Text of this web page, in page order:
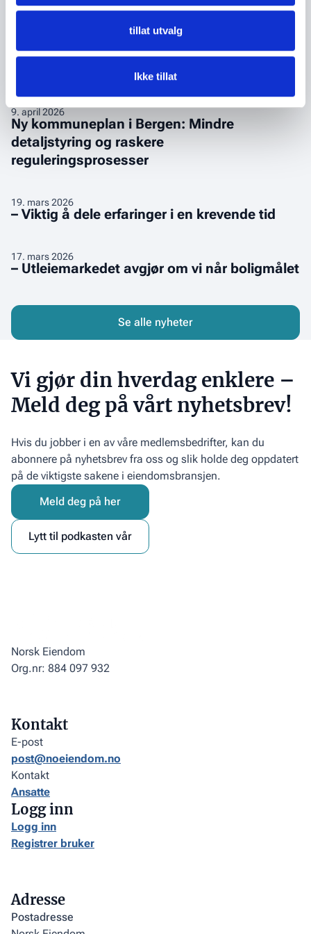
tillat utvalg
Ikke tillat
eksisterende
boligmål
ikke
nå
sitt
eget
boligmål
29.april 2026
Krever akutte boliggrep
Krever
9. april 2026
Ny kommuneplan i Bergen: Mindre
detaljstyring og raskere
reguleringsprosesser
Ny
kommuneplan
i
Bergen:
og
19. mars 2026
– Viktig å dele erfaringer i en krevende tid
–
Viktig
dele
erfaringer
tid
17. mars 2026
– Utleiemarkedet avgjør om vi når boligmålet
–
Utleiemarkedet
om
når
Se alle nyheter
Vi gjør din hverdag enklere –
Meld deg på vårt nyhetsbrev!
Hvis du jobber i en av våre medlemsbedrifter, kan du
abonnere på nyhetsbrev fra oss og slik holde deg oppdatert
på de viktigste sakene i eiendomsbransjen.
Meld deg på her
Lytt til podkasten vår
Norsk Eiendom
Org.nr: 884 097 932
Kontakt
E-post
post@noeiendom.no
Kontakt
Ansatte
Logg inn
Logg inn
Registrer bruker
Adresse
Postadresse